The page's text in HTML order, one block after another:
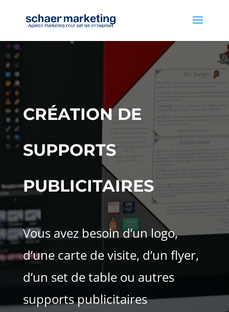
CRÉATION DE
SUPPORTS
PUBLICITAIRES
Vous avez besoin d’un logo,
d’une carte de visite, d’un flyer,
d’un set de table ou autres
supports publicitaires